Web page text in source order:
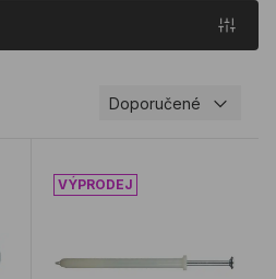
Doporučené
neuzavřené oko
Hmoždinka DQ SP